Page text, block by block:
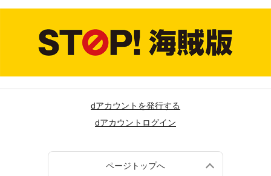
dアカウントを発行する
dアカウントログイン
ページトップへ